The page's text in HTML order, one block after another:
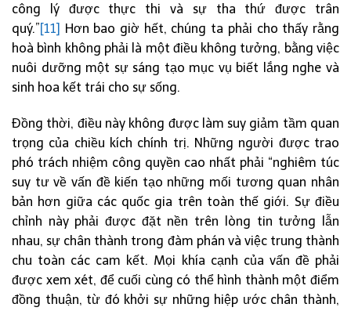
công lý được thực thi và sự tha thứ được trân
quý.”[11] Hơn bao giờ hết, chúng ta phải cho thấy rằng
hoà bình không phải là một điều không tưởng, bằng việc
nuôi dưỡng một sự sáng tạo mục vụ biết lắng nghe và
sinh hoa kết trái cho sự sống.
Đồng thời, điều này không được làm suy giảm tầm quan
trọng của chiều kích chính trị. Những người được trao
phó trách nhiệm công quyền cao nhất phải “nghiêm túc
suy tư về vấn đề kiến tạo những mối tương quan nhân
bản hơn giữa các quốc gia trên toàn thế giới. Sự điều
chỉnh này phải được đặt nền trên lòng tin tưởng lẫn
nhau, sự chân thành trong đàm phán và việc trung thành
chu toàn các cam kết. Mọi khía cạnh của vấn đề phải
được xem xét, để cuối cùng có thể hình thành một điểm
đồng thuận, từ đó khởi sự những hiệp ước chân thành,